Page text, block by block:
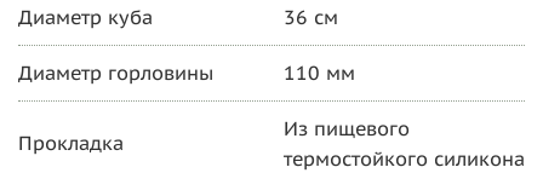
Диаметр куба 36 см
Диаметр горловины 110 мм
Прокладка
Из пищевого
термостойкого силикона